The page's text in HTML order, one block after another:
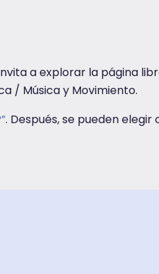
a explorar la página
/ Música y Movimiento.
. Después, se pueden